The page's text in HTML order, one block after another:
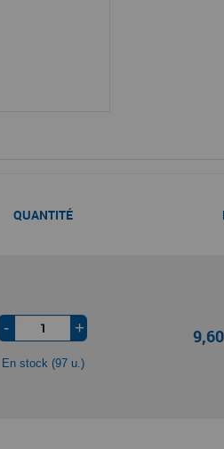
QUANTITÉ
- +
En stock (97 u.)